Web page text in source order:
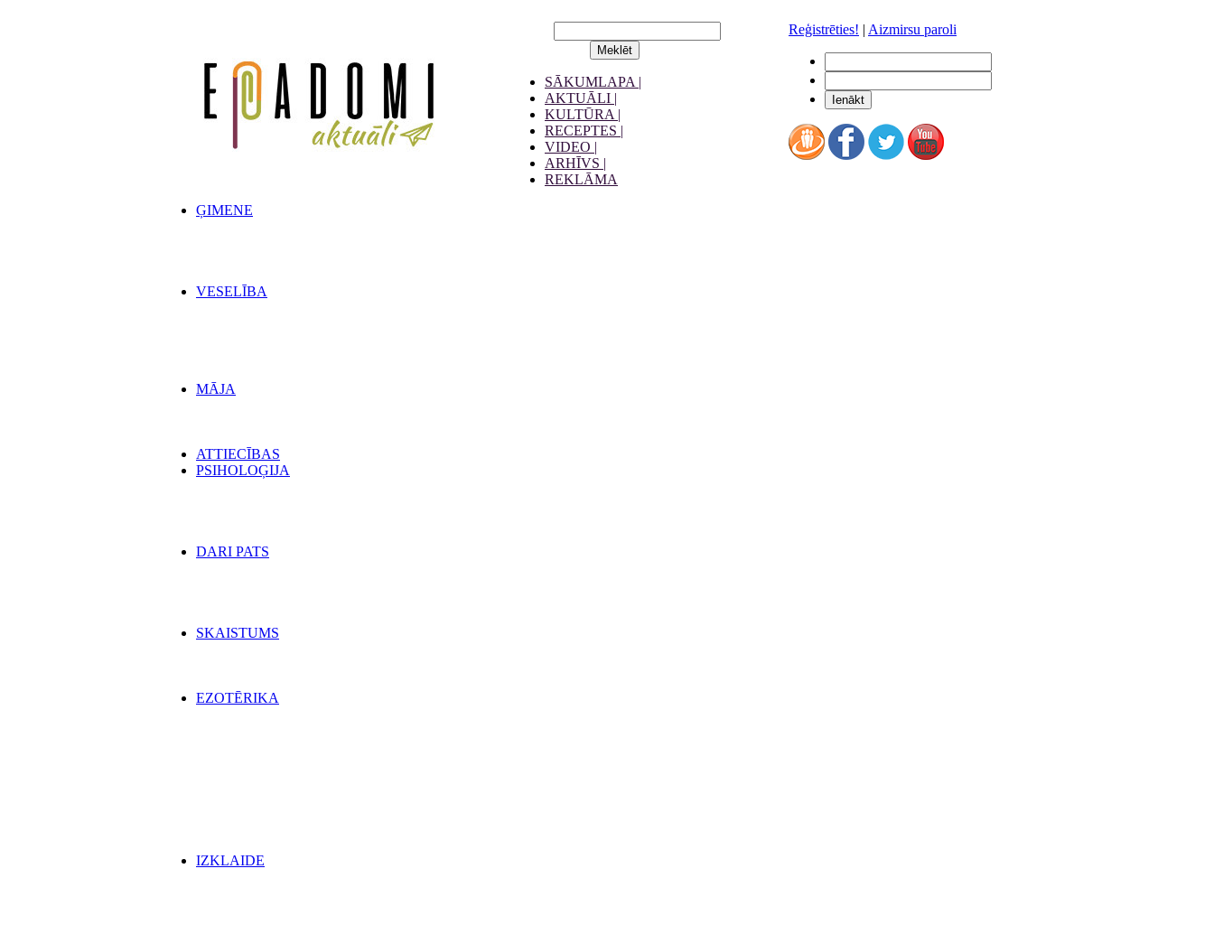
SĀKUMLAPA |
AKTUĀLI |
KULTŪRA |
RECEPTES |
VIDEO |
ARHĪVS |
REKLĀMA
Reģistrēties! | Aizmirsu paroli
ĢIMENE
VESELĪBA
MĀJA
ATTIECĪBAS
PSIHOLOĢIJA
DARI PATS
SKAISTUMS
EZOTĒRIKA
IZKLAIDE